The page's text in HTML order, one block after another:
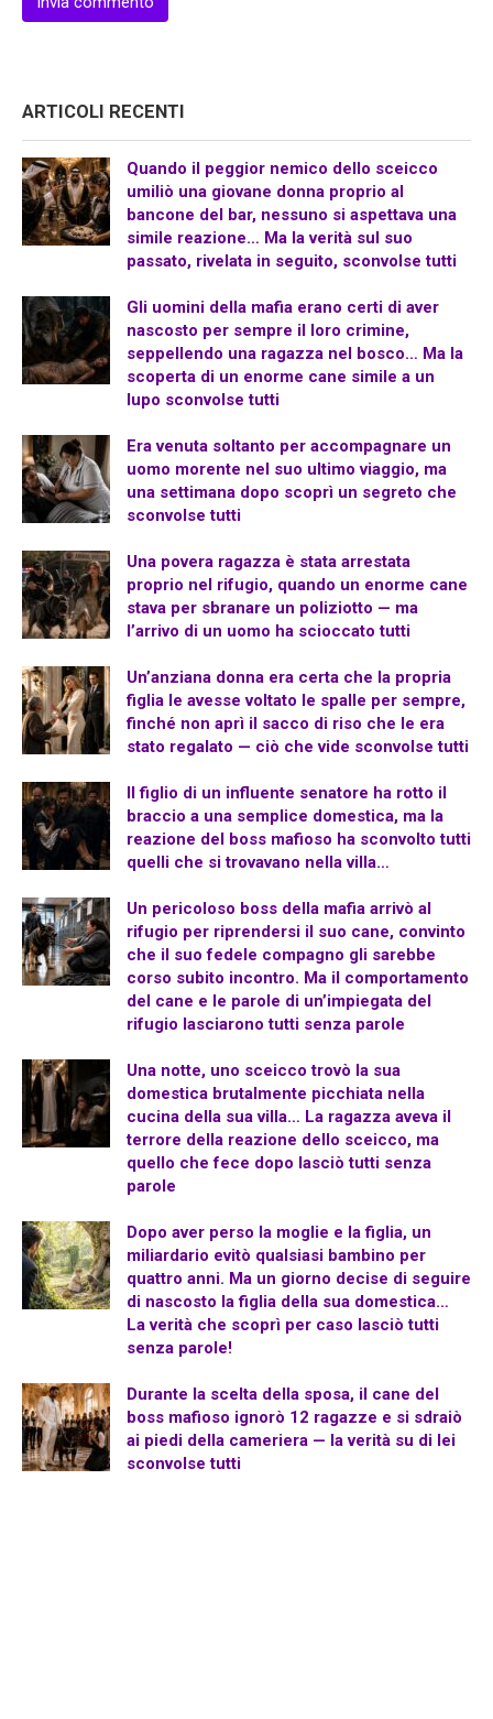
ARTICOLI RECENTI
Quando il peggior nemico dello sceicco
umiliò una giovane donna proprio al
bancone del bar, nessuno si aspettava una
simile reazione… Ma la verità sul suo
passato, rivelata in seguito, sconvolse tutti
Gli uomini della mafia erano certi di aver
nascosto per sempre il loro crimine,
seppellendo una ragazza nel bosco… Ma la
scoperta di un enorme cane simile a un
lupo sconvolse tutti
Era venuta soltanto per accompagnare un
uomo morente nel suo ultimo viaggio, ma
una settimana dopo scoprì un segreto che
sconvolse tutti
Una povera ragazza è stata arrestata
proprio nel rifugio, quando un enorme cane
stava per sbranare un poliziotto — ma
l’arrivo di un uomo ha scioccato tutti
Un’anziana donna era certa che la propria
figlia le avesse voltato le spalle per sempre,
finché non aprì il sacco di riso che le era
stato regalato — ciò che vide sconvolse tutti
Il figlio di un influente senatore ha rotto il
braccio a una semplice domestica, ma la
reazione del boss mafioso ha sconvolto tutti
quelli che si trovavano nella villa…
Un pericoloso boss della mafia arrivò al
rifugio per riprendersi il suo cane, convinto
che il suo fedele compagno gli sarebbe
corso subito incontro. Ma il comportamento
del cane e le parole di un’impiegata del
rifugio lasciarono tutti senza parole
Una notte, uno sceicco trovò la sua
domestica brutalmente picchiata nella
cucina della sua villa… La ragazza aveva il
terrore della reazione dello sceicco, ma
quello che fece dopo lasciò tutti senza
parole
Dopo aver perso la moglie e la figlia, un
miliardario evitò qualsiasi bambino per
quattro anni. Ma un giorno decise di seguire
di nascosto la figlia della sua domestica…
La verità che scoprì per caso lasciò tutti
senza parole!
Durante la scelta della sposa, il cane del
boss mafioso ignorò 12 ragazze e si sdraiò
ai piedi della cameriera — la verità su di lei
sconvolse tutti